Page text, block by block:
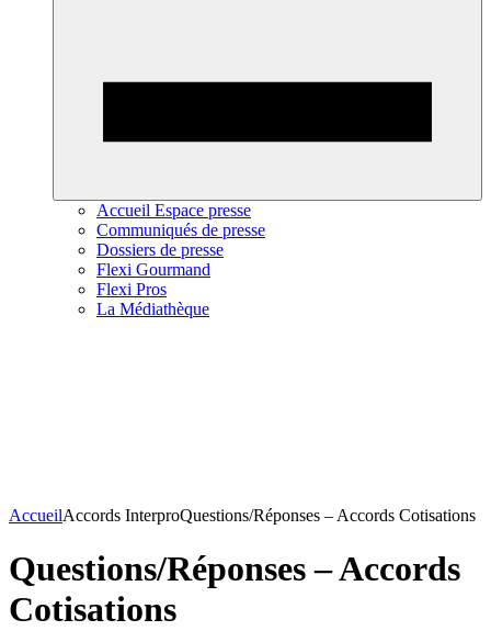
Accueil Espace presse
Communiqués de presse
Dossiers de presse
Flexi Gourmand
Flexi Pros
La Médiathèque
AccueilAccords InterproQuestions/Réponses – Accords Cotisations
Questions/Réponses – Accords
Cotisations